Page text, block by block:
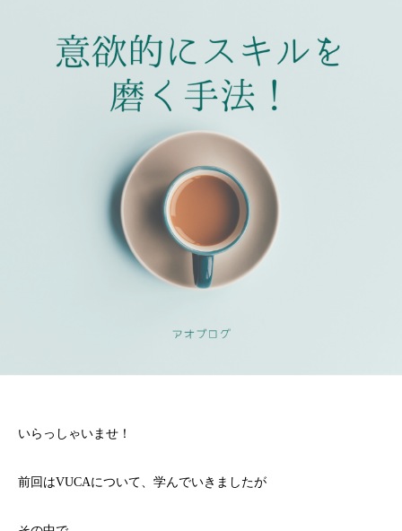
いらっしゃいませ！
前回はVUCAについて、学んでいきましたが